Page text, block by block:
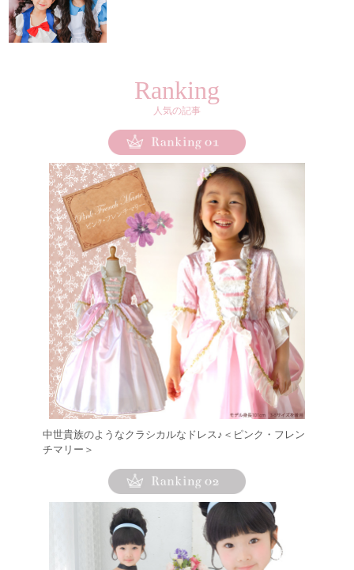
Ranking
人気の記事
中世貴族のようなクラシカルなドレス♪＜ピンク・フレン
チマリー＞